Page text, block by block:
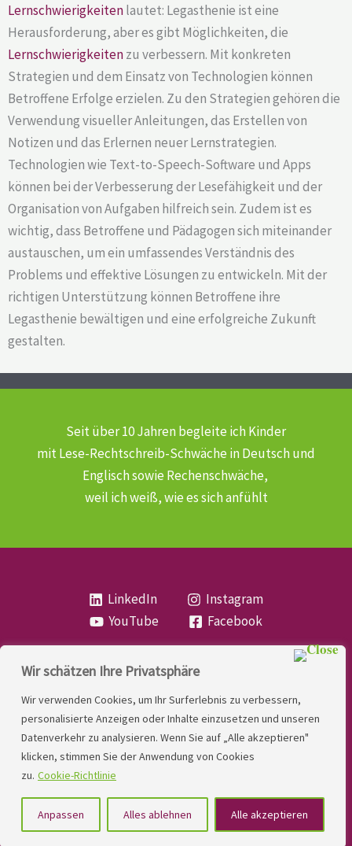
Wir schätzen Ihre Privatsphäre
Wir verwenden Cookies, um Ihr Surferlebnis zu verbessern,
personalisierte Anzeigen oder Inhalte einzusetzen und unseren
Datenverkehr zu analysieren. Wenn Sie auf „Alle akzeptieren"
klicken, stimmen Sie der Anwendung von Cookies
zu. Cookie-Richtlinie
Anpassen Alles ablehnen Alle akzeptieren
Lernschwierigkeitenlautet: Legasthenie ist eine
Herausforderung, aber es gibt Möglichkeiten, die
Lernschwierigkeitenzu verbessern. Mit konkreten
Strategien und dem Einsatz von Technologien können
Betroffene Erfolge erzielen. Zu den Strategien gehören die
Verwendung visueller Anleitungen, das Erstellen von
Notizen und das Erlernen neuer Lernstrategien.
Technologien wie Text-to-Speech-Software und Apps
können bei der Verbesserung der Lesefähigkeit und der
Organisation von Aufgaben hilfreich sein. Zudem ist es
wichtig, dass Betroffene und Pädagogen sich miteinander
austauschen, um ein umfassendes Verständnis des
Problems und effektive Lösungen zu entwickeln. Mit der
richtigen Unterstützung können Betroffene ihre
Legasthenie bewältigen und eine erfolgreiche Zukunft
gestalten.
Seit über 10 Jahren begleite ich Kinder
mit Lese-Rechtschreib-Schwächein Deutsch und
Englisch sowie Rechenschwäche,
weil ich weiß, wie es sich anfühlt
LinkedIn
Instagram
YouTube
Facebook
LINDNER. 2026 | Powered by
Kontakt
Datenschutzerklärung